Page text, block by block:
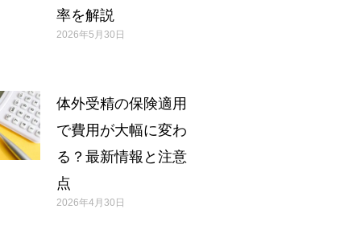
率を解説
2026年5月30日
体外受精の保険適用
で費用が大幅に変わ
る？最新情報と注意
点
2026年4月30日